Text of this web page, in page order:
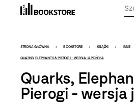
Bookstore
-
szablon
szczegóły
STRONA GŁÓWNA BOOKSTORE KSIĄŻKI INNE
QUARKS, ELEPHANTS & PIEROGI - WERSJA JAPOŃSKA
Quarks,
Pierogi - wersja